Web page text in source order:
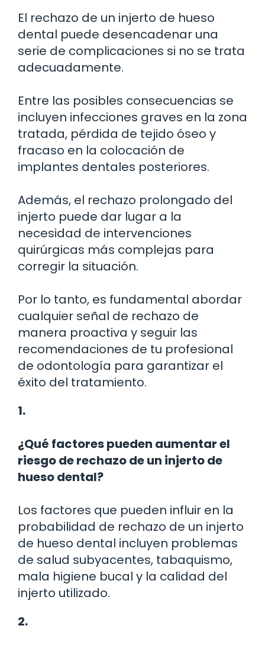
El rechazo de un injerto de hueso
dental puede desencadenar una
serie de complicaciones si no se trata
adecuadamente.
Entre las posibles consecuencias se
incluyen infecciones graves en la zona
tratada, pérdida de tejido óseo y
fracaso en la colocación de
implantes dentales posteriores.
Además, el rechazo prolongado del
injerto puede dar lugar a la
necesidad de intervenciones
quirúrgicas más complejas para
corregir la situación.
Por lo tanto, es fundamental abordar
cualquier señal de rechazo de
manera proactiva y seguir las
recomendaciones de tu profesional
de odontología para garantizar el
éxito del tratamiento.
1.
¿Qué factores pueden aumentar el
riesgo de rechazo de un injerto de
hueso dental?
Los factores que pueden influir en la
probabilidad de rechazo de un injerto
de hueso dental incluyen problemas
de salud subyacentes, tabaquismo,
mala higiene bucal y la calidad del
injerto utilizado.
2.